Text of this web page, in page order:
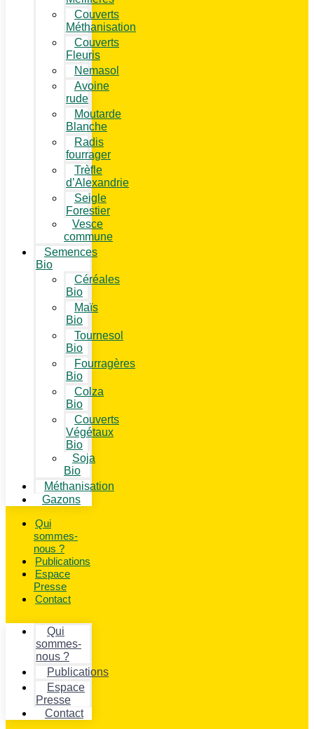
Couverts
Méthanisation
Couverts
Fleuris
Nemasol
Avoine
rude
Moutarde
Blanche
Radis
fourrager
Trèfle
d’Alexandrie
Seigle
Forestier
Vesce
commune
Semences
Bio
Céréales
Bio
Maïs
Bio
Tournesol
Bio
Fourragères
Bio
Colza
Bio
Couverts
Végétaux
Bio
Soja
Bio
Méthanisation
Gazons
Qui
sommes-
nous ?
Publications
Espace
Presse
Contact
Qui
sommes-
nous ?
Publications
Espace
Presse
Contact